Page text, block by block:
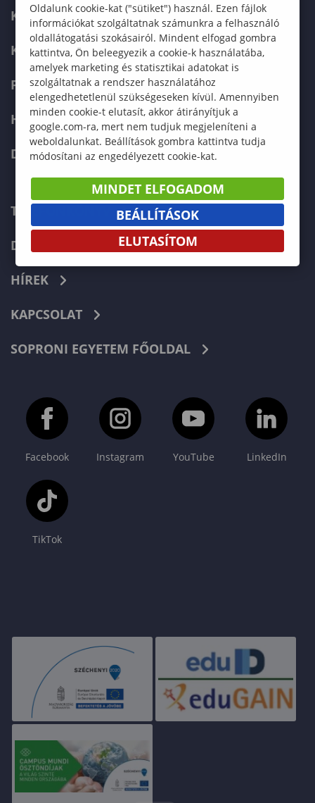
KARUNK
KÉPZÉSEK
FELVÉTELIZŐKNEK
HALLGATÓKNAK
DOKTORI ISKOLA
TELEFONKÖNYV
DOKUMENTUMOK
HÍREK
KAPCSOLAT
SOPRONI EGYETEM FŐOLDAL
Facebook Instagram YouTube LinkedIn
TikTok
Oldalunk cookie-kat ("sütiket") használ. Ezen fájlok
információkat szolgáltatnak számunkra a felhasználó
oldallátogatási szokásairól. Mindent elfogad gombra
kattintva, Ön beleegyezik a cookie-k használatába,
amelyek marketing és statisztikai adatokat is
szolgáltatnak a rendszer használatához
elengedhetetlenül szükségeseken kívül. Amennyiben
minden cookie-t elutasít, akkor átirányítjuk a
google.com-ra, mert nem tudjuk megjeleníteni a
weboldalunkat. Beállítások gombra kattintva tudja
módosítani az engedélyezett cookie-kat.
MINDET ELFOGADOM
BEÁLLÍTÁSOK
ELUTASÍTOM